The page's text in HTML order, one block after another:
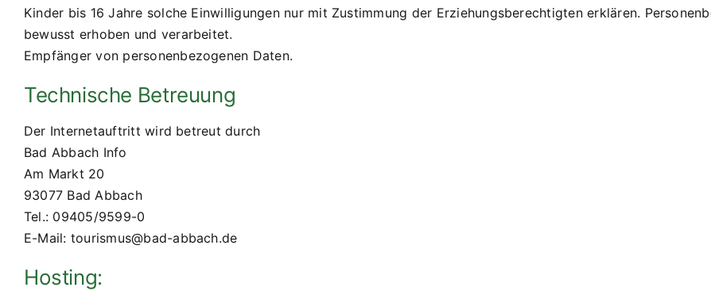
Kinder bis 16 Jahre solche Einwilligungen nur mit Zustimmung der Erziehungsberechtigten erklären.
bewusst erhoben und verarbeitet.
Empfänger von personenbezogenen Daten.
Technische Betreuung
Der Internetauftritt wird betreut durch
Bad Abbach Info
Am Markt 20
93077 Bad Abbach
Tel.: 09405/9599-0
E-Mail: tourismus@bad-abbach.de
Hosting: